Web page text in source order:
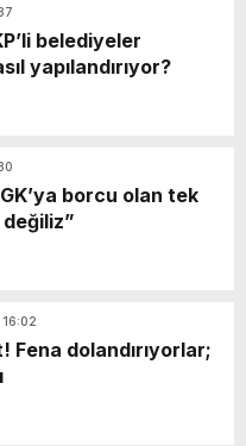
belediyeler
yapılandırıyor?
borcu olan tek
Fena dolandırıyorlar;